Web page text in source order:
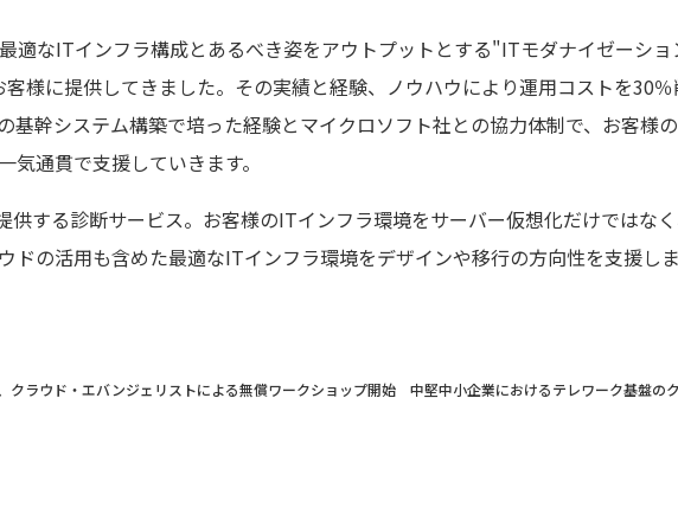
適なITインフラ構成とあるべき姿をアウトプットとする"ITモダナイゼーシ
様に提供してきました。その実績と経験、ノウハウにより運用コストを30
基幹システム構築で培った経験とマイクロソフト社との協力体制で、お客様
気通貫で支援していきます。
供する診断サービス。お客様のITインフラ環境をサーバー仮想化だけではな
ドの活用も含めた最適なITインフラ環境をデザインや移行の方向性を支援しま
クラウド・エバンジェリストによる無償ワークショップ開始 中堅中小企業におけるテレワーク基盤の